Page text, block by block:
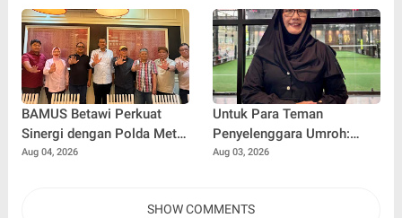
Props dalam Film 'Fajar
Sebelum Merah'
Hiburan
BAMUS Betawi Perkuat
Sinergi dengan Polda Metro
Jaya, Tegaskan Komitmen
Aug 04, 2026
Untuk Para Teman
Penyelenggara Umroh:
Jangan Sampai Tertipu
Aug 03, 2026
SHOW COMMENTS